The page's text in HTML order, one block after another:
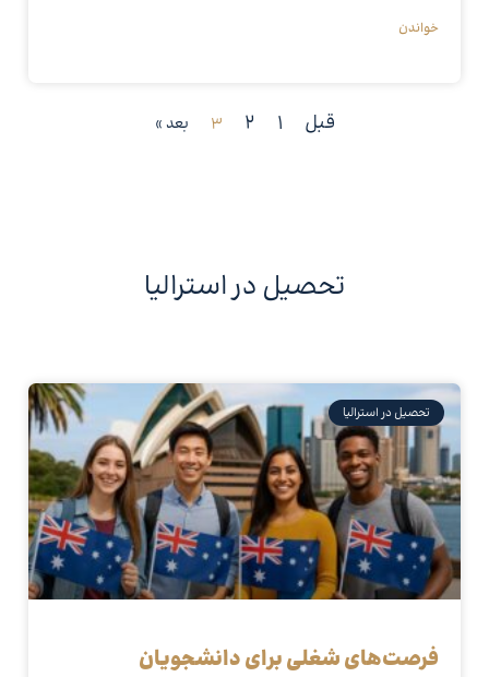
خواندن
قبل 1
2
3 بعد »
تحصیل در استرالیا
تحصیل در استرالیا
فرصت‌های شغلی برای دانشجویان